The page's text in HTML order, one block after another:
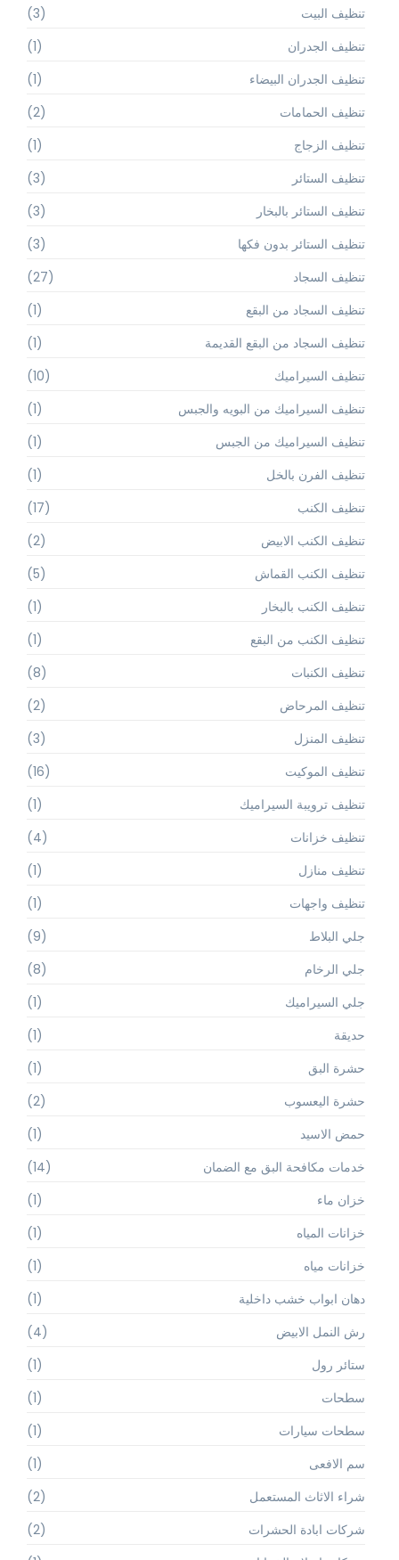
تنظيف البيت
(3)
تنظيف الجدران
(1)
تنظيف الجدران البيضاء
(1)
تنظيف الحمامات
(2)
تنظيف الزجاج
(1)
تنظيف الستائر
(3)
تنظيف الستائر بالبخار
(3)
تنظيف الستائر بدون فكها
(3)
تنظيف السجاد
(27)
تنظيف السجاد من البقع
(1)
تنظيف السجاد من البقع القديمة
(1)
تنظيف السيراميك
(10)
تنظيف السيراميك من البويه والجبس
(1)
تنظيف السيراميك من الجبس
(1)
تنظيف الفرن بالخل
(1)
تنظيف الكنب
(17)
تنظيف الكنب الابيض
(2)
تنظيف الكنب القماش
(5)
تنظيف الكنب بالبخار
(1)
تنظيف الكنب من البقع
(1)
تنظيف الكنبات
(8)
تنظيف المرحاض
(2)
تنظيف المنزل
(3)
تنظيف الموكيت
(16)
تنظيف ترويبة السيراميك
(1)
تنظيف خزانات
(4)
تنظيف منازل
(1)
تنظيف واجهات
(1)
جلي البلاط
(9)
جلي الرخام
(8)
جلي السيراميك
(1)
حديقة
(1)
حشرة البق
(1)
حشرة اليعسوب
(2)
حمض الاسيد
(1)
خدمات مكافحة البق مع الضمان
(14)
خزان ماء
(1)
خزانات المياه
(1)
خزانات مياه
(1)
دهان ابواب خشب داخلية
(1)
رش النمل الابيض
(4)
ستائر رول
(1)
سطحات
(1)
سطحات سيارات
(1)
سم الافعى
(1)
شراء الاثاث المستعمل
(2)
شركات ابادة الحشرات
(2)